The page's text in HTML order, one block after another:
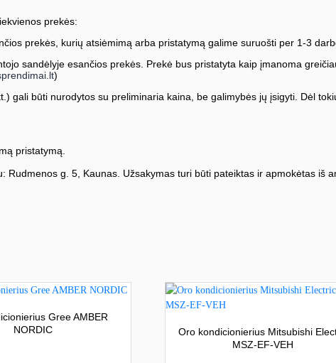
prekės:
prekės, kurių atsiėmimą arba pristatymą galime suruošti per 1-3
sandėlyje esančios prekės. Prekė bus pristatyta kaip įmanoma
)
gali būti nurodytos su preliminaria kaina, be galimybės jų įsigyti. Dėl
pristatymą.
g. 5, Kaunas. Užsakymas turi būti pateiktas ir apmokėtas iš
Gree AMBER
NORDIC
Oro kondicionierius Mitsubishi
MSZ-EF-VEH